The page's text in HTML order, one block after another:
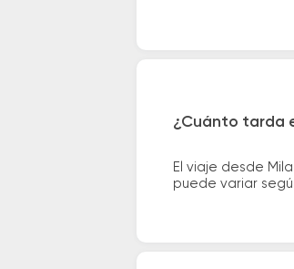
¿Cuánto tarda
El viaje desde
puede variar